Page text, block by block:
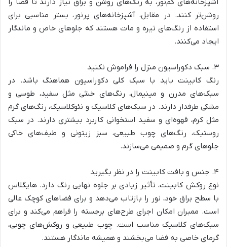
روشن‌تر کنند. در مقابل، آشپزخانه‌های پرنور، بستر مناسبی برای
استفاده از رنگ‌های تیره و مات هستند که جلوهای خاص و ماندگار
ایجاد می‌کنند.
۳. سبک دکوراسیون منزل را فراموش نکنید
رنگ کابینت باید با سبک کلی دکوراسیون هماهنگ باشد. در
سبک‌های مدرن و مینیمال، رنگ‌های خنثی مثل سفید، طوسی و
مشکی طرفدار دارند. در سبک‌های کلاسیک و نئوکلاسیک، رنگ‌های گرم
مثل کرم، قهوه‌ای و سفید استخوانی کاربرد بیشتری دارند. در سبک
روستیک، رنگ‌های چوب طبیعی، سبز زیتونی و طیف‌های خاکی
جلوهای گرم و صمیمی می‌سازند.
۴. جنس و بافت کابینت را در نظر بگیرید
نوع روکش کابینت، تأثیر زیادی بر جلوه نهایی رنگ دارد. هایگلاس
با سطح براق خود، نور را بازتاب می‌دهد و برای فضاهای کوچک عالی
است. ممبران امکان اجرای طرح‌های برجسته را فراهم می‌کند و برای
سبک‌های کلاسیک مناسب است. چوب طبیعی و روکش‌های چوبی،
گرمای خاصی به فضا می‌بخشند و همیشه ماندگار هستند.